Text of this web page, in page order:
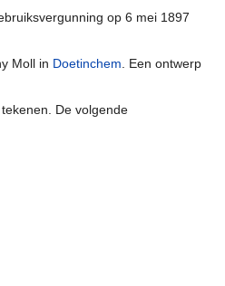
op 6 mei 1897
Moll in Doetinchem. Een ontwerp
De volgende